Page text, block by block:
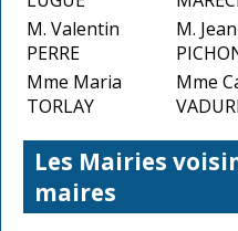
M. Valentin
PERRE
M.
Mme Maria
TORLAY
Mme
Les Mairies
maires